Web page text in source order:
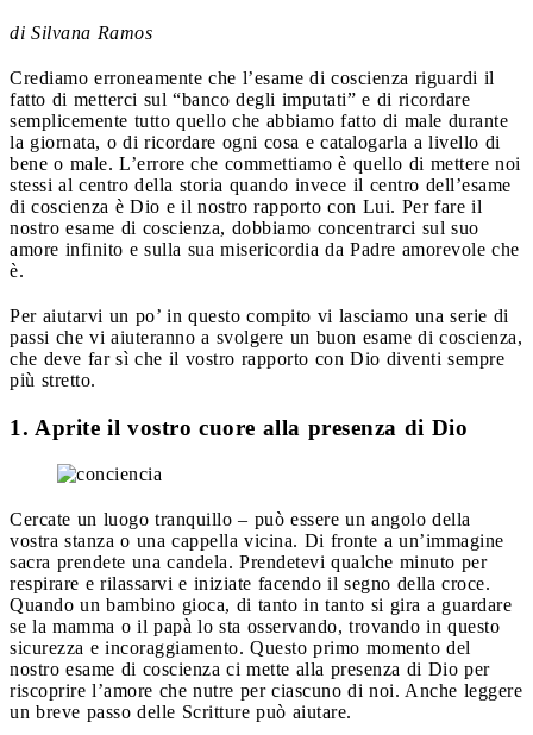
di Silvana Ramos
Crediamo erroneamente che l’esame di coscienza riguardi il
fatto di metterci sul “banco degli imputati” e di ricordare
semplicemente tutto quello che abbiamo fatto di male durante
la giornata, o di ricordare ogni cosa e catalogarla a livello di
bene o male. L’errore che commettiamo è quello di mettere noi
stessi al centro della storia quando invece il centro dell’esame
di coscienza è Dio e il nostro rapporto con Lui. Per fare il
nostro esame di coscienza, dobbiamo concentrarci sul suo
amore infinito e sulla sua misericordia da Padre amorevole che
è.
Per aiutarvi un po’ in questo compito vi lasciamo una serie di
passi che vi aiuteranno a svolgere un buon esame di coscienza,
che deve far sì che il vostro rapporto con Dio diventi sempre
più stretto.
1. Aprite il vostro cuore alla presenza di Dio
Cercate un luogo tranquillo – può essere un angolo della
vostra stanza o una cappella vicina. Di fronte a un’immagine
sacra prendete una candela. Prendetevi qualche minuto per
respirare e rilassarvi e iniziate facendo il segno della croce.
Quando un bambino gioca, di tanto in tanto si gira a guardare
se la mamma o il papà lo sta osservando, trovando in questo
sicurezza e incoraggiamento. Questo primo momento del
nostro esame di coscienza ci mette alla presenza di Dio per
riscoprire l’amore che nutre per ciascuno di noi. Anche leggere
un breve passo delle Scritture può aiutare.